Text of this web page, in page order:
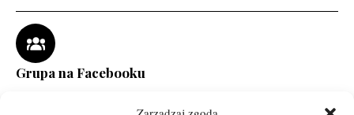
Grupa na Facebooku